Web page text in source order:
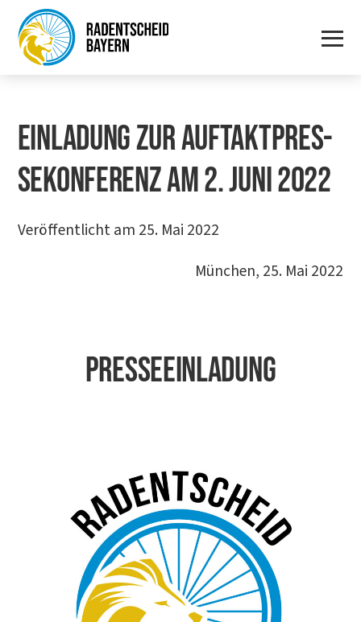
EIN­LA­DUNG ZUR AUF­TAKT­PRES­
SE­KON­FE­RENZ AM 2. JUNI 2022
Veröffentlicht am 25. Mai 2022
Mün­chen, 25. Mai 2022
Pres­se­ein­la­dung